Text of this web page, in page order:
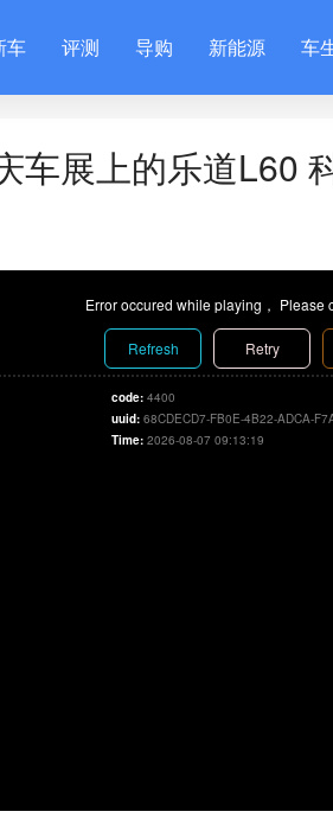
车 评测 导购 新能源 车
车展上的乐道L60
Error occured while playing， Please
Refresh Retry
code: 4400
uuid: 68CDECD7-FB0E-4B22-ADCA-
Time: 2026-08-07 09:13:19